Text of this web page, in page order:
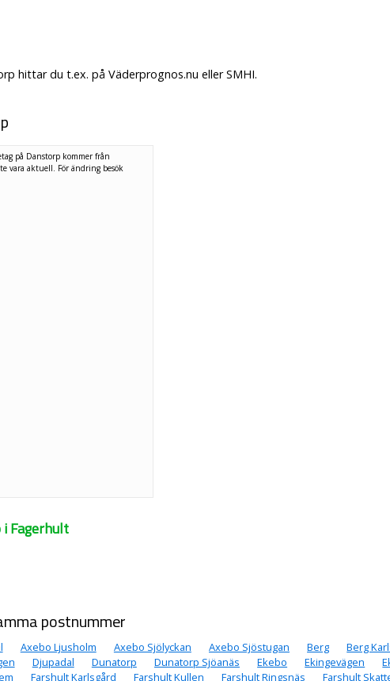
hittar du t.ex. på Väderprognos.nu eller SMHI.
på Danstorp kommer från
vara aktuell. För ändring besök
Fagerhult
postnummer
Axebo Ljusholm Axebo Sjölyckan Axebo Sjöstugan Berg Berg
Djupadal Dunatorp Dunatorp Sjöanäs Ekebo Ekingevägen
Farshult Karlsgård Farshult Kullen Farshult Ringsnäs Farshult